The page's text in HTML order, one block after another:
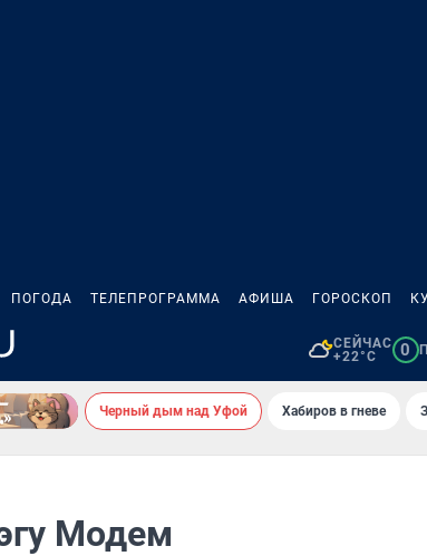
ПОГОДА ТЕЛЕПРОГРАММА АФИША ГОРОСКОП
СЕЙЧАС
+22°C
0
Черный дым над Уфой Хабиров в гневе
Модем